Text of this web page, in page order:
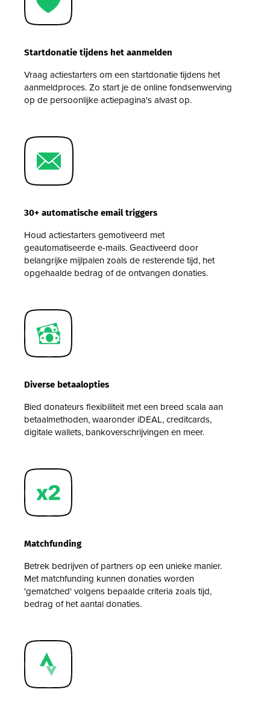
Startdonatie tijdens het aanmelden
Vraag actiestarters om een startdonatie tijdens het
aanmeldproces. Zo start je de online fondsenwerving
op de persoonlijke actiepagina's alvast op.
30+ automatische email triggers
Houd actiestarters gemotiveerd met
geautomatiseerde e-mails. Geactiveerd door
belangrijke mijlpalen zoals de resterende tijd, het
opgehaalde bedrag of de ontvangen donaties.
Diverse betaalopties
Bied donateurs flexibiliteit met een breed scala aan
betaalmethoden, waaronder iDEAL, creditcards,
digitale wallets, bankoverschrijvingen en meer.
Matchfunding
Betrek bedrijven of partners op een unieke manier.
Met matchfunding kunnen donaties worden
'gematched' volgens bepaalde criteria zoals tijd,
bedrag of het aantal donaties.